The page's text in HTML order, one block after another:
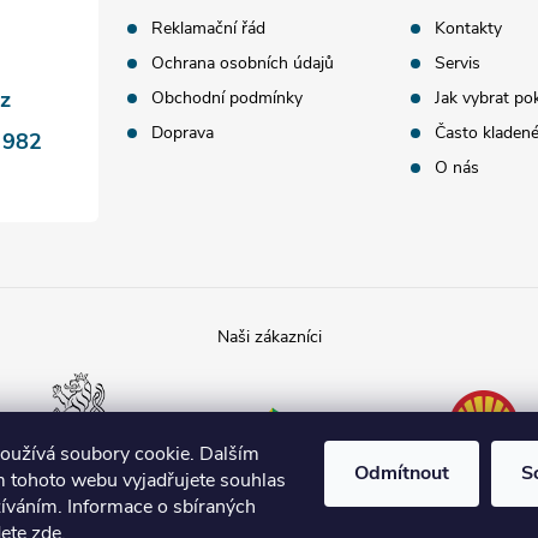
soubory cookie. Dalším
tohoto webu vyjadřujete souhlas
Informace o sbíraných
Odmítnout
Reklamační řád
Ochrana osobních údajů
Obchodní podmínky
Doprava
Kontakty
Servis
Jak vybrat
Často
O nás
Poslanecká
sněmovna
České